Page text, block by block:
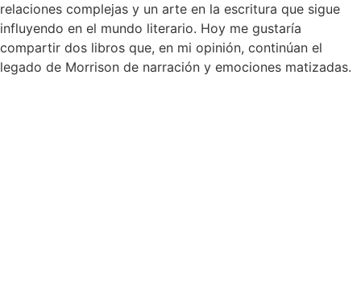
relaciones complejas y un arte en la escritura que sigue
influyendo en el mundo literario. Hoy me gustaría
compartir dos libros que, en mi opinión, continúan el
legado de Morrison de narración y emociones matizadas.